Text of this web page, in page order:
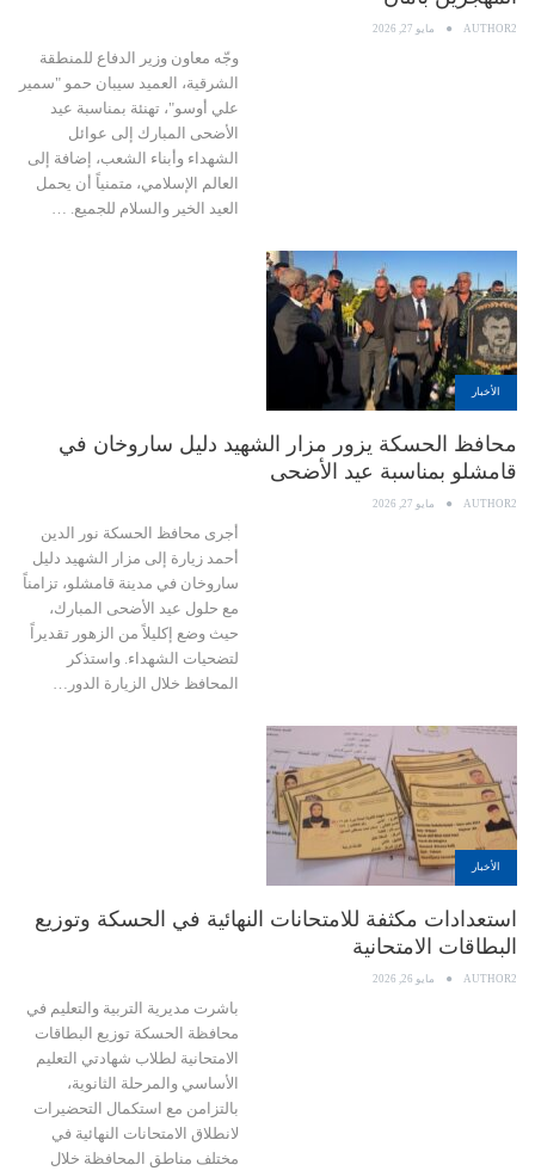
AUTHOR2 مايو 27, 2026
وجّه معاون وزير الدفاع للمنطقة
الشرقية، العميد سيبان حمو "سمير
علي أوسو"، تهنئة بمناسبة عيد
الأضحى المبارك إلى عوائل
الشهداء وأبناء الشعب، إضافة إلى
العالم الإسلامي، متمنياً أن يحمل
العيد الخير والسلام للجميع. …
الأخبار
محافظ الحسكة يزور مزار الشهيد دليل ساروخان في
قامشلو بمناسبة عيد الأضحى
AUTHOR2 مايو 27, 2026
أجرى محافظ الحسكة نور الدين
أحمد زيارة إلى مزار الشهيد دليل
ساروخان في مدينة قامشلو، تزامناً
مع حلول عيد الأضحى المبارك،
حيث وضع إكليلاً من الزهور تقديراً
لتضحيات الشهداء. واستذكر
المحافظ خلال الزيارة الدور…
الأخبار
استعدادات مكثفة للامتحانات النهائية في الحسكة وتوزيع
البطاقات الامتحانية
AUTHOR2 مايو 26, 2026
باشرت مديرية التربية والتعليم في
محافظة الحسكة توزيع البطاقات
الامتحانية لطلاب شهادتي التعليم
الأساسي والمرحلة الثانوية،
بالتزامن مع استكمال التحضيرات
لانطلاق الامتحانات النهائية في
مختلف مناطق المحافظة خلال